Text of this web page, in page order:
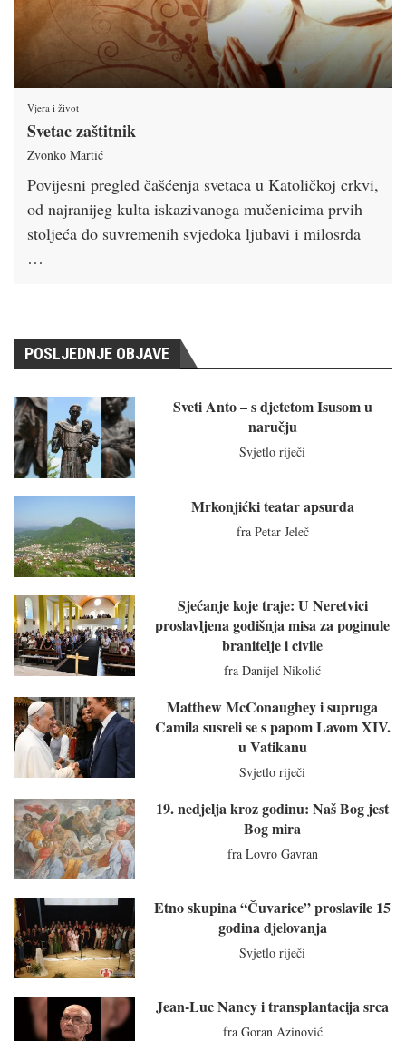
Vjera i život
Svetac zaštitnik
Zvonko Martić
Povijesni pregled čašćenja svetaca u Katoličkoj crkvi,
od najranijeg kulta iskazivanoga mučenicima prvih
stoljeća do suvremenih svjedoka ljubavi i milosrđa
…
POSLJEDNJE OBJAVE
Sveti Anto – s djetetom Isusom u
naručju
Svjetlo riječi
Mrkonjićki teatar apsurda
fra Petar Jeleč
Sjećanje koje traje: U Neretvici
proslavljena godišnja misa za poginule
branitelje i civile
fra Danijel Nikolić
Matthew McConaughey i supruga
Camila susreli se s papom Lavom XIV.
u Vatikanu
Svjetlo riječi
19. nedjelja kroz godinu: Naš Bog jest
Bog mira
fra Lovro Gavran
Etno skupina “Čuvarice” proslavile 15
godina djelovanja
Svjetlo riječi
Jean-Luc Nancy i transplantacija srca
fra Goran Azinović